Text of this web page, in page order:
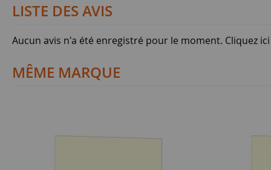
LISTE DES AVIS
Aucun avis n'a été enregistré pour le moment. Cliquez
MÊME MARQUE